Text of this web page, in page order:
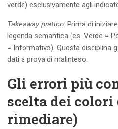
verde) esclusivamente agli
Takeaway pratico: Prima di
legenda semantica (es. Verde =
= Informativo). Questa disciplina
dati a prova di malinteso.
Gli errori più
scelta dei colori
rimediare)